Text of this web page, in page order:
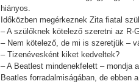
hiányos.
Időközben megérkeznek Zita fiatal
– A szülőknek kötelező szeretni az R-
– Nem kötelező, de mi is szeretjük –
– Tizenévesként kiket kedveltek?
– A Beatlest mindenekfelett – mondja
Beatles forradalmiságában, de